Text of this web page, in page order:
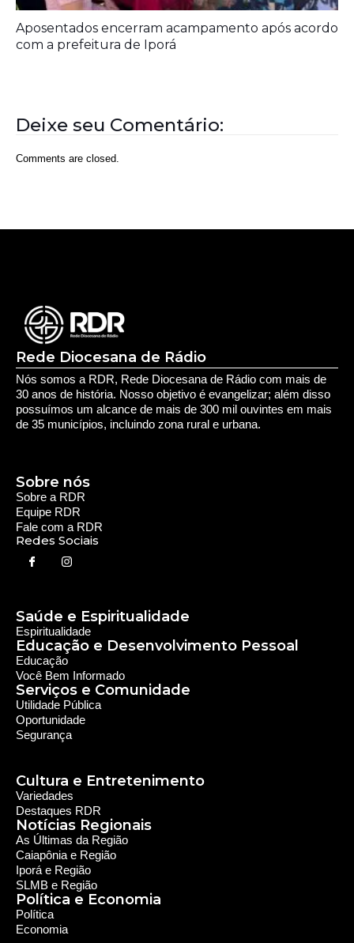
Prefeitura entrega melhorias em escolas
Deixe seu Comentário:
Comments are closed.
Rede Diocesana de Rádio
30 anos de história. Nosso objetivo é evangelizar; além disso
possuímos um alcance de mais de 300 mil ouvintes em mais
de 35 municípios, incluindo zona rural e urbana.
Sobre a RDR
Equipe RDR
Fale com a RDR
Sobre nós
Saúde e Espiritualidade
Espiritualidade
Educação e Desenvolvimento Pessoal
Educação
Você Bem Informado
Serviços e Comunidade
Utilidade Pública
Oportunidade